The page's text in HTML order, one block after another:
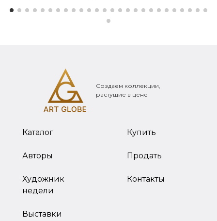
Создаем коллекции,
растущие в цене
Каталог
Авторы
Художник
недели
Выставки
Купить
Продать
Контакты